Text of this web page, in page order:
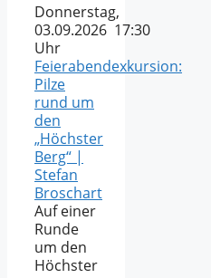
Donnerstag,
03.09.2026 17:30
Uhr
Feierabendexkursion:
Pilze
rund um
den
„Höchster
Berg“ |
Stefan
Broschart
Auf einer
Runde
um den
Höchster